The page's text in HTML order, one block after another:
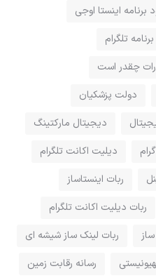
برنامه اینستا اوجی
تلگرام
چقدر است
دولت پزشکیان
دیجیتال مارکتینگ
دیلیت اکانت تلگرام
ربات اینستاساز
ربات دیلیت اکانت تلگرام
ربات لینک ساز شیشه ای
رسانه رقابت زمین